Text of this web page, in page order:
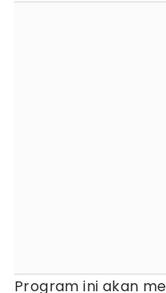
Program ini akan